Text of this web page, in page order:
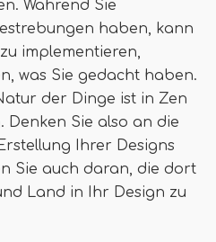
Während Sie
haben, kann
implementieren,
was Sie gedacht haben.
der Dinge ist in Zen
Denken Sie also an die
Ihrer Designs
Sie auch daran, die dort
Land in Ihr Design zu